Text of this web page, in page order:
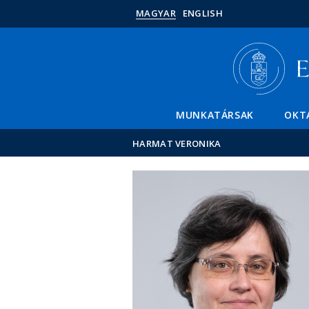
MAGYAR ENGLISH
MUNKATÁRSAK
HARMAT VERONIKA